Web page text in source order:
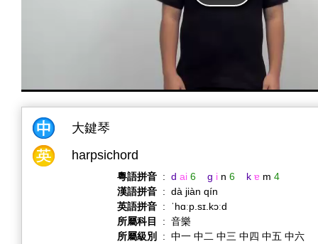
大鍵琴
harpsichord
粵語拼音 : d ai 6 g i n 6 k ɐ m 4
漢語拼音 : dà jiàn qín
英語拼音 :
ˈhɑːp.sɪ.kɔːd
所屬科目
: 音樂
所屬級別
: 中一 中二 中三 中四 中五 中六